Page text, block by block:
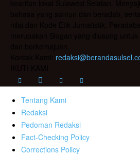
Tentang Kami
Redaksi
Pedoman Redaksi
Fact-Checking Policy
Corrections Policy